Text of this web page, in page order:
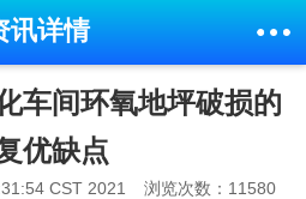
讯详情
车间环氧地坪破损的
优缺点
CST 2021 浏览次数：11580